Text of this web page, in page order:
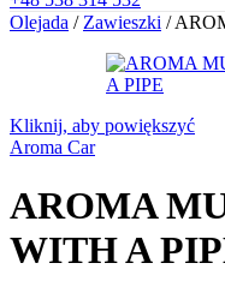
Olejada / Zawieszki /
Kliknij, aby powiększyć
Aroma Car
AROMA
WITH A